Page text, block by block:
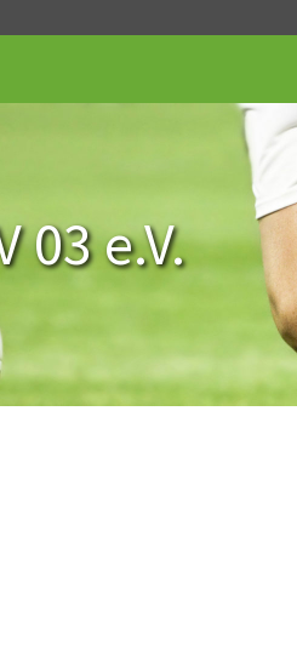
03 e.V.